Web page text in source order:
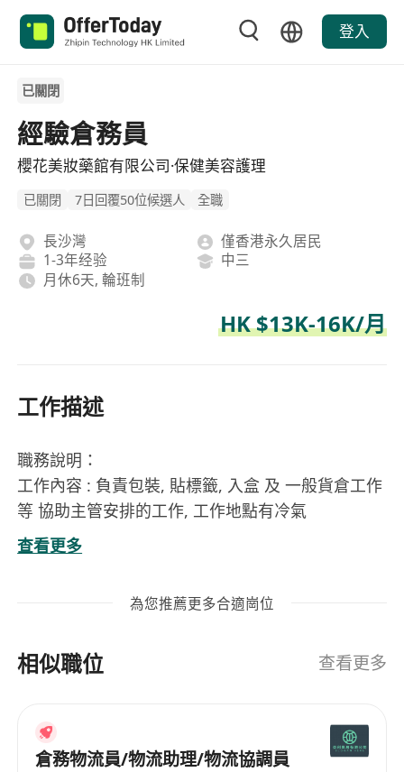
登入
已關閉
經驗倉務員
櫻花美妝藥館有限公司·保健美容護理
已關閉 7日回覆50位候選人 全職
長沙灣
僅香港永久居民
1-3年经验
中三
月休6天, 輪班制
HK $13K-16K/月
工作描述
職務說明：
工作內容 : 負責包裝, 貼標籤, 入盒 及 一般貨倉工作
等 協助主管安排的工作, 工作地點有冷氣
工作要求 ： 守時， 有責任心和細心， 有包裝和即
時返工者優先考慮
查看更多
為您推薦更多合適崗位
相似職位 查看更多
倉務物流員/物流助理/物流協調員